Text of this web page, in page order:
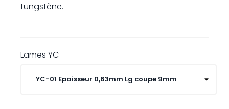
tungstène.
Lames YC